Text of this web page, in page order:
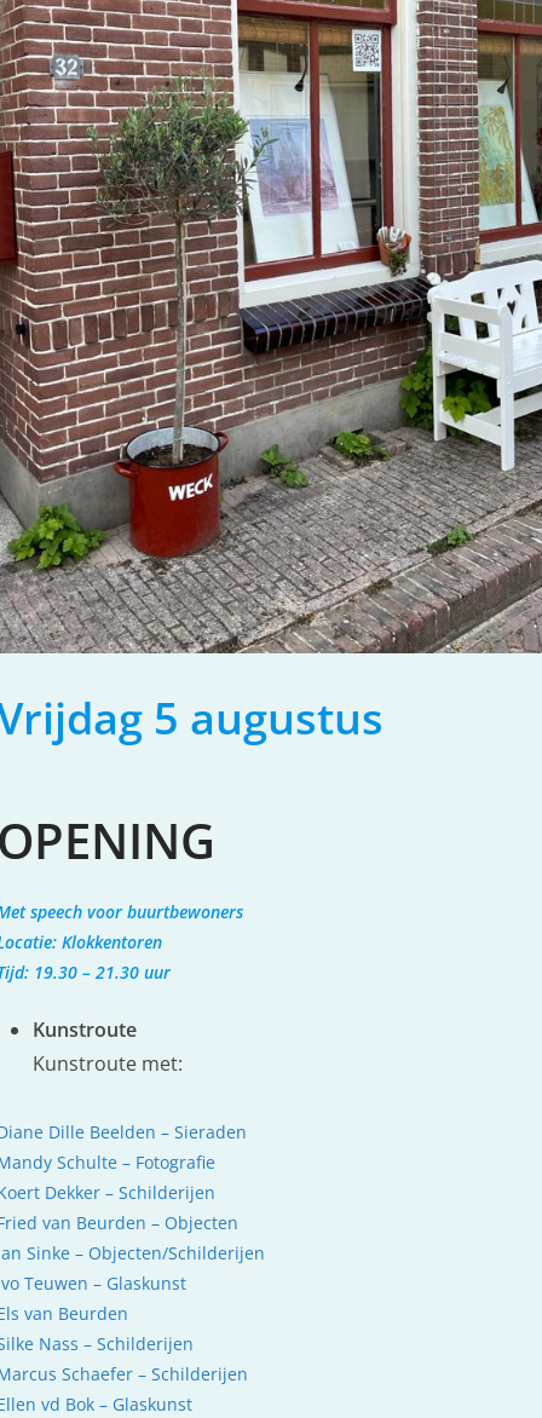
5 augustus
speech voor buurtbewoners
Klokkentoren
19.30 – 21.30 uur
Kunstroute
Kunstroute met:
Dille Beelden – Sieraden
Schulte – Fotografie
Dekker – Schilderijen
van Beurden – Objecten
Sinke – Objecten/Schilderijen
Teuwen – Glaskunst
van Beurden
Nass – Schilderijen
Schaefer – Schilderijen
vd Bok – Glaskunst